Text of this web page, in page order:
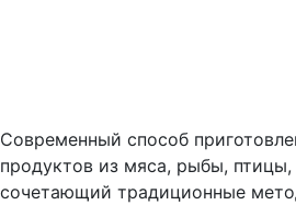
Современный способ
продуктов из мяса, рыбы,
сочетающий традиционные